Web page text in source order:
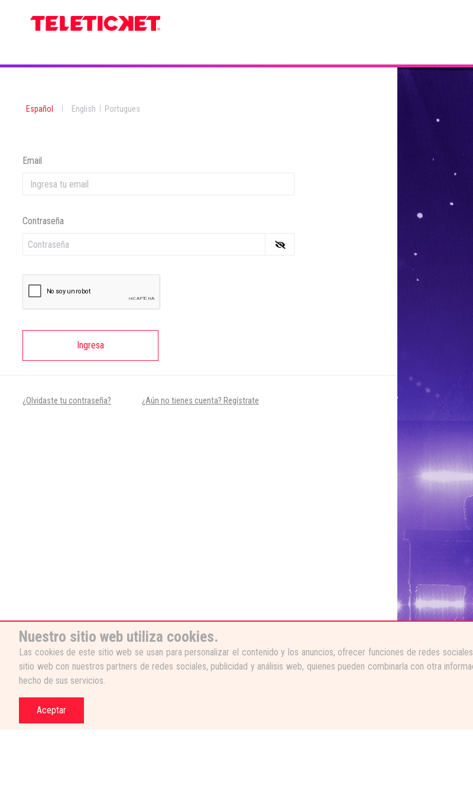
Español English Portugues
Email
Contraseña
Ingresa
¿Olvidaste tu contraseña? ¿Aún no tienes cuenta? Regístrate
Nuestro sitio web utiliza cookies.
Las cookies de este sitio web se usan para personalizar el contenido y los anuncios, ofrecer funciones de redes
sitio web con nuestros partners de redes sociales, publicidad y análisis web, quienes pueden combinarla con otra
hecho de sus servicios.
Aceptar